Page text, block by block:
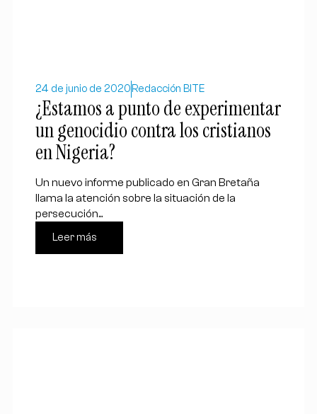
24 de junio de 2020 Redacción BITE
¿Estamos a punto de experimentar
un genocidio contra los cristianos
en Nigeria?
Un nuevo informe publicado en Gran Bretaña
llama la atención sobre la situación de la
persecución...
Leer más